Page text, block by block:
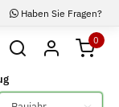
Haben Sie Fragen?
0
Bitte auswählen